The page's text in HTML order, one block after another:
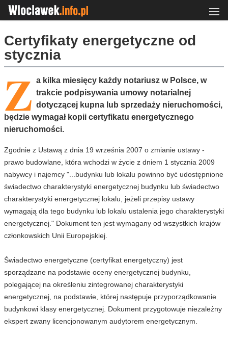
Certyfikaty energetyczne od
stycznia
Z a kilka miesięcy każdy notariusz w Polsce, w
trakcie podpisywania umowy notarialnej
dotyczącej kupna lub sprzedaży nieruchomości,
będzie wymagał kopii certyfikatu energetycznego
nieruchomości.
Zgodnie z Ustawą z dnia 19 września 2007 o zmianie ustawy -
prawo budowlane, która wchodzi w życie z dniem 1 stycznia 2009
nabywcy i najemcy "...budynku lub lokalu powinno być udostępnione
świadectwo charakterystyki energetycznej budynku lub świadectwo
charakterystyki energetycznej lokalu, jeżeli przepisy ustawy
wymagają dla tego budynku lub lokalu ustalenia jego charakterystyki
energetycznej." Dokument ten jest wymagany od wszystkich krajów
członkowskich Unii Europejskiej.
Świadectwo energetyczne (certyfikat energetyczny) jest
sporządzane na podstawie oceny energetycznej budynku,
polegającej na określeniu zintegrowanej charakterystyki
energetycznej, na podstawie, której następuje przyporządkowanie
budynkowi klasy energetycznej. Dokument przygotowuje niezależny
ekspert zwany licencjonowanym audytorem energetycznym.